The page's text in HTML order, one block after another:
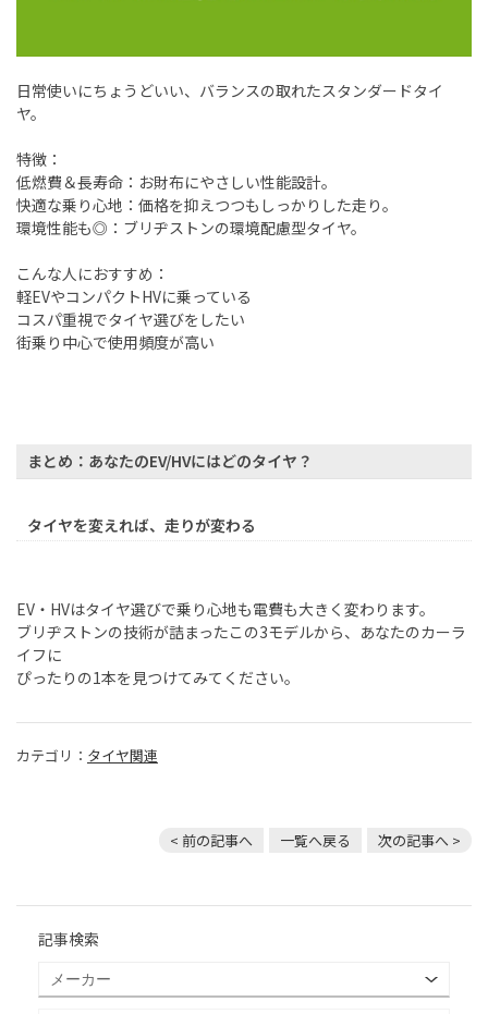
日常使いにちょうどいい、バランスの取れたスタンダードタイ
ヤ。
特徴：
低燃費＆長寿命：お財布にやさしい性能設計。
快適な乗り心地：価格を抑えつつもしっかりした走り。
環境性能も◎：ブリヂストンの環境配慮型タイヤ。
こんな人におすすめ：
軽EVやコンパクトHVに乗っている
コスパ重視でタイヤ選びをしたい
街乗り中心で使用頻度が高い
まとめ：あなたのEV/HVにはどのタイヤ？
タイヤを変えれば、走りが変わる
EV・HVはタイヤ選びで乗り心地も電費も大きく変わります。
ブリヂストンの技術が詰まったこの3モデルから、あなたのカーラ
イフに
ぴったりの1本を見つけてみてください。
カテゴリ： タイヤ関連
< 前の記事へ 一覧へ戻る 次の記事へ >
記事検索